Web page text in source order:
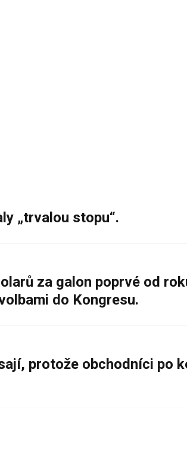
„trvalou stopu“.
za galon poprvé od
do Kongresu.
protože obchodníci po